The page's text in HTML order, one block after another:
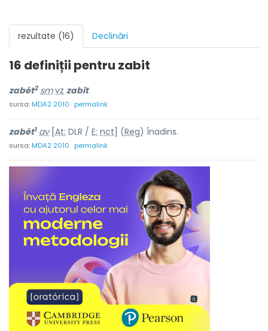
rezultate (16) Declinări
16 definiții pentru zabit
zabét2 sm vz zabit
sursa:MDA2 2010 permalink
zabét1 av[ At: DLR / E: nct ] (Reg) Înadins.
sursa:MDA2 2010 permalink